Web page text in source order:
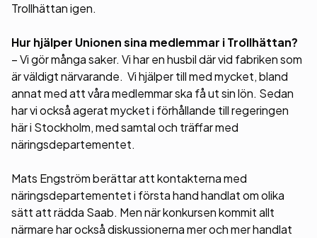
Trollhättan igen.
Hur hjälper Unionen sina medlemmar i Trollhättan?
– Vi gör många saker. Vi har en husbil där vid fabriken som
är väldigt närvarande. Vi hjälper till med mycket, bland
annat med att våra medlemmar ska få ut sin lön. Sedan
har vi också agerat mycket i förhållande till regeringen
här i Stockholm, med samtal och träffar med
näringsdepartementet.
Mats Engström berättar att kontakterna med
näringsdepartementet i första hand handlat om olika
sätt att rädda Saab. Men när konkursen kommit allt
närmare har också diskussionerna mer och mer handlat